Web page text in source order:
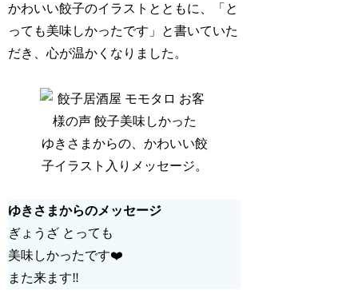
かわいい餃子のイラストとともに、「と
っても美味しかったです」と書いていた
だき、心が温かくなりました。
ゆきさまからの、かわいい餃
子イラスト入りメッセージ。
ゆきさまからのメッセージ
ぎょうざ とっても
美味しかったです❤️
また来ます‼